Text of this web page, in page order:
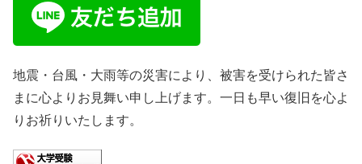
地震・台風・大雨等の災害により、被害を受けられた皆さ
まに心よりお見舞い申し上げます。一日も早い復旧を心よ
りお祈りいたします。